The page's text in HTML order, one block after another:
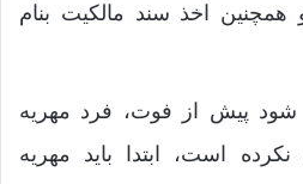
اخذ سند مالکیت بنام
شود پیش از فوت، فرد مهریه
است، ابتدا باید مهریه